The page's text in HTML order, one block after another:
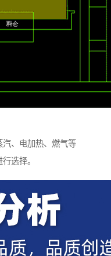
、电加热、燃气等
选择。